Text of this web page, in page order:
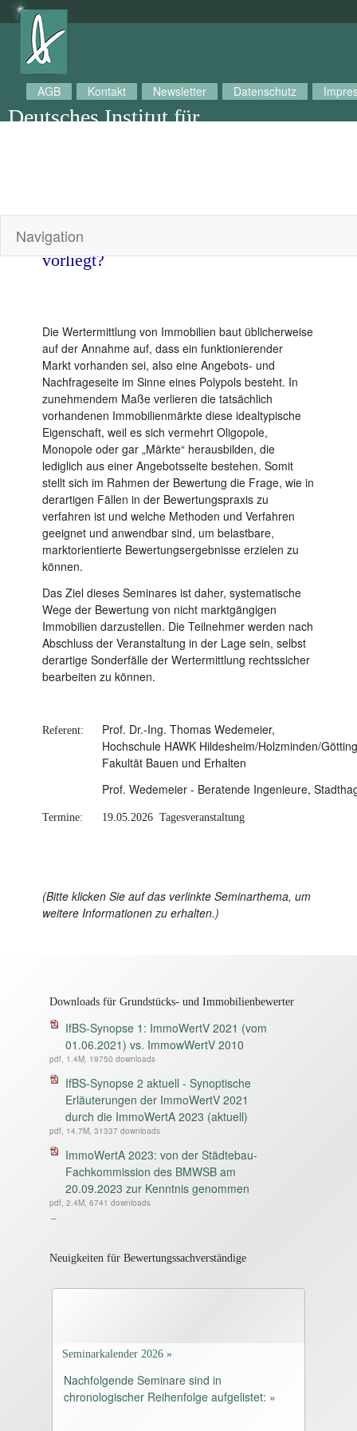
AGB Kontakt Newsletter Datenschutz
Deutsches Institut für
Navigation
Bewertung von nicht marktgängigen
Objekten –was tun, wenn kein Markt
vorliegt?
Die Wertermittlung von Immobilien baut üblicherweise
auf der Annahme auf, dass ein funktionierender
Markt vorhanden sei, also eine Angebots- und
Nachfrageseite im Sinne eines Polypols besteht. In
zunehmendem Maße verlieren die tatsächlich
vorhandenen Immobilienmärkte diese idealtypische
Eigenschaft, weil es sich vermehrt Oligopole,
Monopole oder gar „Märkte“ herausbilden, die
lediglich aus einer Angebotsseite bestehen. Somit
stellt sich im Rahmen der Bewertung die Frage, wie in
derartigen Fällen in der Bewertungspraxis zu
verfahren ist und welche Methoden und Verfahren
geeignet und anwendbar sind, um belastbare,
marktorientierte Bewertungsergebnisse erzielen zu
können.
Das Ziel dieses Seminares ist daher, systematische
Wege der Bewertung von nicht marktgängigen
Immobilien darzustellen. Die Teilnehmer werden nach
Abschluss der Veranstaltung in der Lage sein, selbst
derartige Sonderfälle der Wertermittlung rechtssicher
bearbeiten zu können.
Referent:
Prof. Dr.-Ing. Thomas Wedemeier,
Hochschule HAWK Hildesheim/Holzminden/
Fakultät Bauen und Erhalten
Prof. Wedemeier - Beratende Ingenieure,
Termine: 19.05.2026 Tagesveranstaltung
(Bitte klicken Sie auf das verlinkte Seminarthema, um
weitere Informationen zu erhalten.)
Downloads für Grundstücks- und Immobilienbewerter
IfBS-Synopse 1: ImmoWertV 2021 (vom
01.06.2021) vs. ImmowWertV 2010
pdf, 1.4M, 19750 downloads
IfBS-Synopse 2 aktuell - Synoptische
Erläuterungen der ImmoWertV 2021
durch die ImmoWertA 2023 (aktuell)
pdf, 14.7M, 31337 downloads
ImmoWertA 2023: von der Städtebau-
Fachkommission des BMWSB am
20.09.2023 zur Kenntnis genommen
pdf, 2.4M, 6741 downloads
ImmoWertA 2021 vom 22.12.2021 und
20.09.2023
04.10.2022, in Kraft getreten am
pdf, 1.2M, 4948 downloads
Beschluss des Bundesrates vom
Neuigkeiten für Bewertungssachverständige
Seminarkalender 2026 »
Nachfolgende Seminare sind in
chronologischer Reihenfolge aufgelistet: »